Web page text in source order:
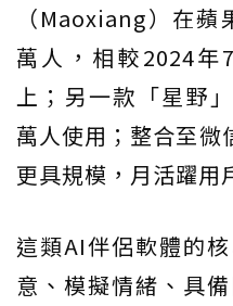
（Maoxiang）在
萬人，相較2024
上；另一款「星野
萬人使用；整合至
更具規模，月活躍用
這類AI伴侶軟體的
意、模擬情緒、具